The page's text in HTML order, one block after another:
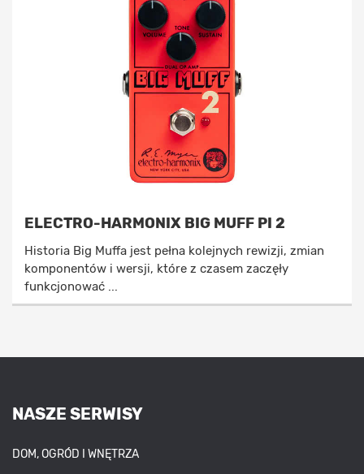
ELECTRO-HARMONIX BIG MUFF PI 2
Historia Big Muffa jest pełna kolejnych rewizji, zmian
komponentów i wersji, które z czasem zaczęły
funkcjonować ...
NASZE SERWISY
DOM, OGRÓD I WNĘTRZA